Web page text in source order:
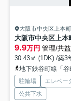
大阪市中央区上本
大阪市中央区上
9.9万円 管理/共
30.43㎡ (1DK) /築3
地下鉄谷町線「
駐輪場 エレベー
公共下水